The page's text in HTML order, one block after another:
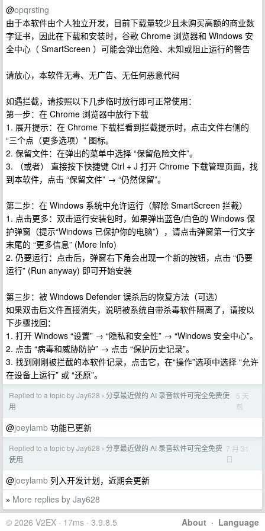
@opqrsting
由于本软件由个人独立开发，目前下载量较少且未购买高额的商业数
字证书，因此在下载和安装时，谷歌 Chrome 浏览器和 Windows 安
全中心（ SmartScreen ）可能会弹出危险、未知或阻止运行的警告
请放心，本软件无毒、无广告、无任何恶意代码
如遇拦截，请按照以下几步临时放行即可正常使用：
第一步：在 Chrome 浏览器中放行下载
1. 展开提示：在 Chrome 下载栏看到拦截提示时，点击文件右侧的
“三个点（更多选项）” 图标。
2. 保留文件：在弹出的菜单中选择 “保留危险文件”。
3. （或者） 直接按下快捷键 Ctrl + J 打开 Chrome 下载管理页面，找
到本软件，点击 “保留文件” → “仍然保留”。
第二步：在 Windows 系统中允许运行（解除 SmartScreen 拦截）
1. 点击更多：双击运行安装包时，如果弹出蓝色/白色的 Windows 保
护弹窗（提示“Windows 已保护你的电脑”），请点击弹窗第一行文字
末尾的 “更多信息” (More Info)
2. 仍要运行：点击后，弹窗右下角会出现一个新的按钮，点击 “仍要
运行” (Run anyway) 即可开始安装
第三步：被 Windows Defender 误杀后的恢复方法（可选）
如果双击后文件直接消失，说明被系统自带杀毒软件隔离了，请按以
下步骤找回：
1. 打开 Windows “设置” → “隐私和安全性” → “Windows 安全中心”。
2. 点击 “病毒和威胁防护” → 点击 “保护历史记录”。
3. 找到刚刚被拦截的本软件记录，点击它，在“操作”选项中选择 “允许
在设备上运行” 或 “还原”。
Replied to a topic by Jay628 › 分享最近做的 AI 录音软件可完全免费使
用
5 天
前
@joeylamb 功能已更新
Replied to a topic by Jay628 › 分享最近做的 AI 录音软件可完全免费
使用
7 月 31
日
@joeylamb 列入开发计划，近期会更新
» More replies by Jay628
About · Language
© 2026 V2EX · 17ms · 3.9.8.5